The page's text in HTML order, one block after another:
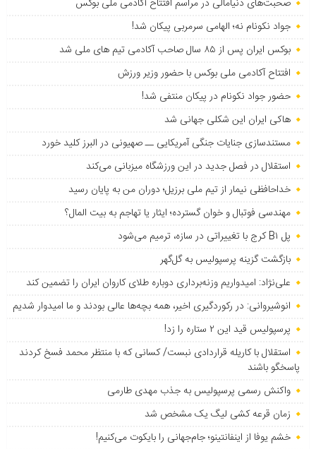
جواد نکونام نه؛ الهامی سرمربی پیکان شد!
بوکس ایران پس از ۸۵ سال صاحب آکادمی تیم های ملی شد
افتتاح آکادمی ملی بوکس با حضور وزیر ورزش
حضور جواد نکونام در پیکان منتفی شد!
هاکی ایران این شکلی جهانی شد
مستندسازی جنایات جنگی آمریکایی ــ صهیونی در البرز کلید خورد
استقلال در فصل جدید در این ورزشگاه میزبانی می‌کند
خداحافظی نیمار از تیم ملی برزیل؛ دوران من به پایان رسید
مهندسی فوتبال و خوان گسترده؛ ایثار یا تهاجم به بیت المال؟
پل B۱ کرج با تغییراتی در سازه، ترمیم می‌شود
بازگشت گزینه پرسپولیس به ‌گل‌گهر
علی‌نژاد: امیدواریم وزنه‌برداری دوباره طلای کاروان ایران را تضمین کند
انوشیروانی: در رکوردگیری اخیر، همه بچه‌ها عالی بودند و ما امیدوار شدیم
پرسپولیس قید این ۲ ستاره را زد!
استقلال با کاریله قراردادی نبست/ کسانی که با منتظر محمد فسخ کردند
پاسخگو باشند
واکنش رسمی پرسپولیس به جذب مهدی طارمی
زمان قرعه کشی لیگ یک مشخص شد
خشم یوفا از اینفانتینو؛ جام‌جهانی را بایکوت می‌کنیم!